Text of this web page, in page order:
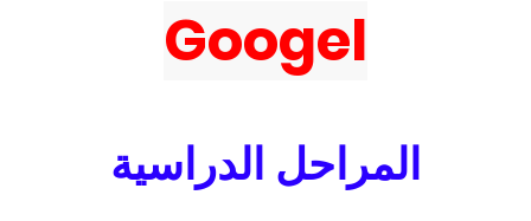
Googel
المراحل الدراسية